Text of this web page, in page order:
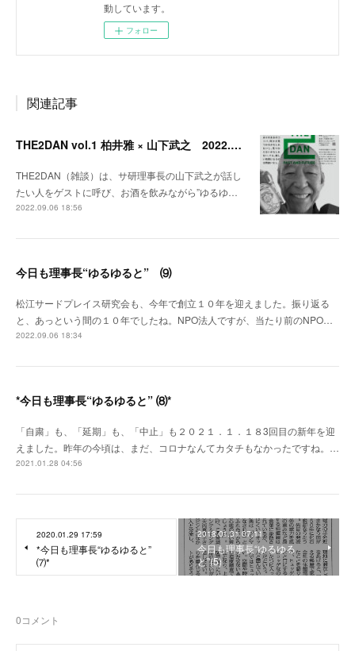
動しています。
フォロー
関連記事
THE2DAN vol.1 柏井雅 × 山下武之 2022.9.20開催
THE2DAN（雑談）は、サ研理事長の山下武之が話し
たい人をゲストに呼び、お酒を飲みながら”ゆるゆ…
2022.09.06 18:56
今日も理事長“ゆるゆると” ⑼
松江サードプレイス研究会も、今年で創立１０年を迎えました。振り返る
と、あっという間の１０年でしたね。NPO法人ですが、当たり前のNPO…
2022.09.06 18:34
*今日も理事長“ゆるゆると” ⑻*
「自粛」も、「延期」も、「中止」も２０２１．１．１８3回目の新年を迎
えました。昨年の今頃は、まだ、コロナなんてカタチもなかったですね。…
2021.01.28 04:56
2020.01.29 17:59
*今日も理事長“ゆるゆると”
⑺*
2018.01.31 07:11
今日も理事長“ゆるゆる
と”(5)
0コメント